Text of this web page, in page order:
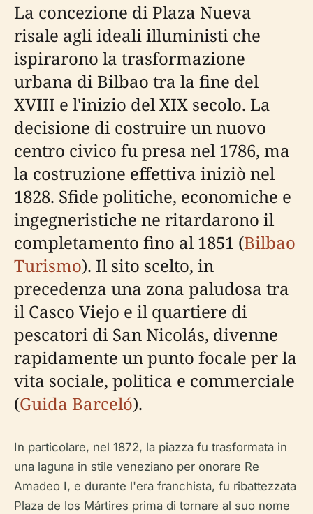
La concezione di Plaza Nueva
risale agli ideali illuministi che
ispirarono la trasformazione
urbana di Bilbao tra la fine del
XVIII e l'inizio del XIX secolo. La
decisione di costruire un nuovo
centro civico fu presa nel 1786, ma
la costruzione effettiva iniziò nel
1828. Sfide politiche, economiche e
ingegneristiche ne ritardarono il
completamento fino al 1851 (Bilbao
Turismo). Il sito scelto, in
precedenza una zona paludosa tra
il Casco Viejo e il quartiere di
pescatori di San Nicolás, divenne
rapidamente un punto focale per la
vita sociale, politica e commerciale
(Guida Barceló).
In particolare, nel 1872, la piazza fu trasformata in
una laguna in stile veneziano per onorare Re
Amadeo I, e durante l'era franchista, fu ribattezzata
Plaza de los Mártires prima di tornare al suo nome